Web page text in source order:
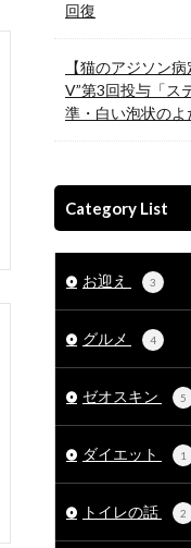
回復
【猫のアジソン
V”第3回投与「ス
準・白い泡状のよ
Category List
お迎え 3
グルメ 4
ゼオスキン 5
ダイエット 1
トイレの話 2